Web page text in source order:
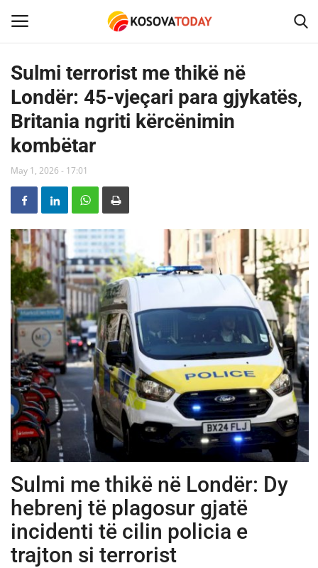
Home
KOSOVA
SHQIPERIA
MAQEDONIA
SHOWBIZ
BOTA
TECH
JETA
SPORTI
SHENDETI
Sulmi terrorist me thikë në
Londër: 45-vjeçari para gjykatës,
Britania ngriti kërcënimin
kombëtar
May 1, 2026 - 17:01
Sulmi me thikë në Londër: Dy
hebrenj të plagosur gjatë
incidenti të cilin policia e
trajton si terrorist